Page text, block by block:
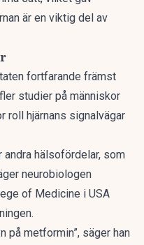
är en viktig del av
fortfarande främst
studier på människor
roll hjärnans signalvägar
hälsofördelar, som
neurobiologen
of Medicine i USA
på metformin”, säger han